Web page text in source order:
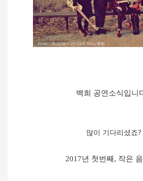
백희 공연소식입니
많이 기다리셨죠?
2017년 첫번째, 작은